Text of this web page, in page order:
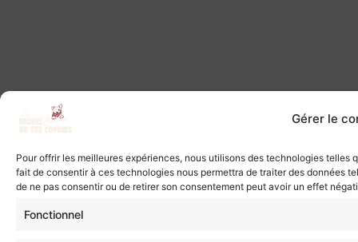
Gérer le
Pour offrir les meilleures expériences, nous utilisons des technologies
fait de consentir à ces technologies nous permettra de traiter des données
de ne pas consentir ou de retirer son consentement peut avoir un effet
Fonctionnel